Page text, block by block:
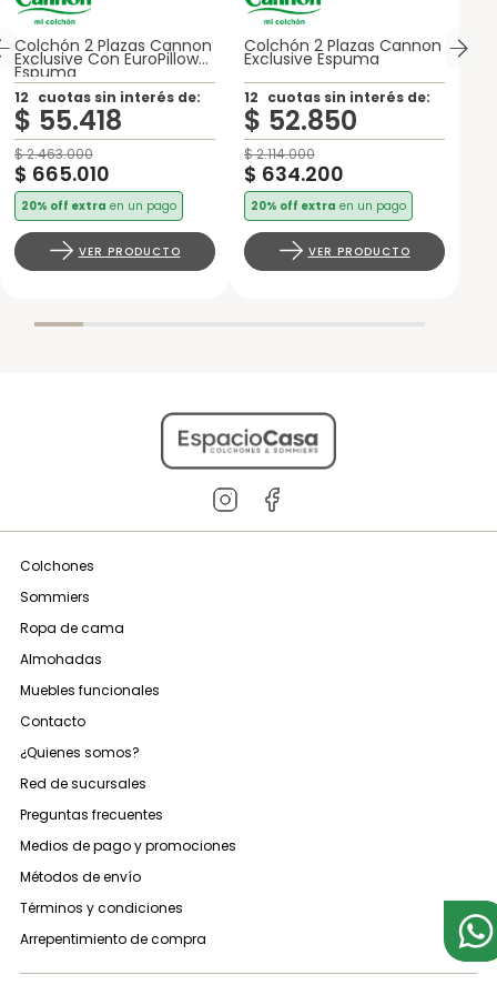
Colchón 2 Plazas Cannon
Exclusive Con EuroPillow
Espuma
12 cuotas sin interés de:
$ 55.418
$2.463.000
$665.010
20% off extraen un pago
Colchón 2 Plazas Cannon
Exclusive Espuma
12 cuotas sin interés de:
$ 52.850
$2.114.000
$634.200
20% off extraen un pago
Colchones
Sommiers
Ropa de cama
Almohadas
Muebles funcionales
Contacto
¿Quienes somos?
Red de sucursales
Preguntas frecuentes
Medios de pago y promociones